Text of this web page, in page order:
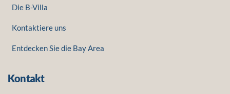
Die B-Villa
Kontaktiere uns
Entdecken Sie die Bay Area
Kontakt